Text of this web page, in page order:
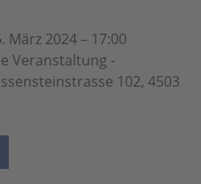
März 2024 – 17:00
Veranstaltung -
102, 4503